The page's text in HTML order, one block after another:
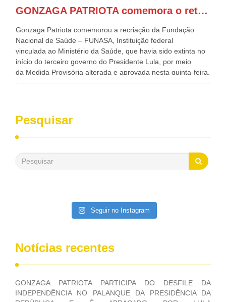
de todo Nordeste que também ajudam a fomentar o
GONZAGA PATRIOTA comemora o retorno da FUNASA
Gonzaga Patriota comemorou a recriação da Fundação
Nacional de Saúde – FUNASA, Instituição federal
vinculada ao Ministério da Saúde, que havia sido extinta no
início do terceiro governo do Presidente Lula, por meio
da Medida Provisória alterada e aprovada nesta quinta-feira,
pelo Congresso Nacional. Gonzaga Patriota disse hoje em
desenvolvimento dos seus municípios e, somente o ano
passado, essa Fundação distribuiu mais de três bilhões de
reais, com suas maravilhosas ações, dentre alas, mais de
saneamento básico, em pequenas comunidades rurais.
Patriota disse ainda que, mesmo sem mandato,
Pesquisar
Seguir no Instagram
Notícias recentes
GONZAGA PATRIOTA PARTICIPA DO DESFILE DA
INDEPENDÊNCIA NO PALANQUE DA PRESIDÊNCIA DA